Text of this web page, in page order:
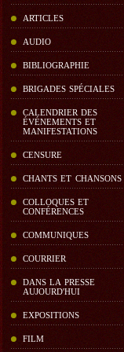
ARTICLES
AUDIO
BIBLIOGRAPHIE
BRIGADES SPÉCIALES
CALENDRIER DES
ÉVÉNEMENTS ET
MANIFESTATIONS
CENSURE
CHANTS ET CHANSONS
COLLOQUES ET
CONFÉRENCES
COMMUNIQUES
COURRIER
DANS LA PRESSE
AUJOURD'HUI
EXPOSITIONS
FILM